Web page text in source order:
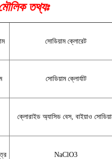
তথ্যঃ
সোডিয়াম ক্লোরেট
সোডিয়াম ক্লোর্যাট
ক্লোরাইড অ্যাসিড বেস, বাইয়াও
NaClO3